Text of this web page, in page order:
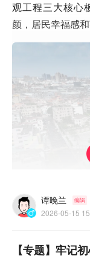
观工程三大核心
颜，居民幸福感
道路与立面双提升
谭晚兰 编辑
2026-05-15
【专题】牢记